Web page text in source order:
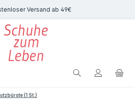
Versand ab 49€
(1 St.)